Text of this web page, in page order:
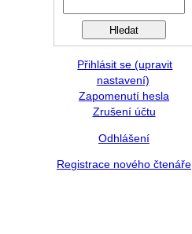
Přihlásit se (upravit
nastavení)
Zapomenutí hesla
Zrušení účtu
Odhlášení
Registrace nového čtenáře